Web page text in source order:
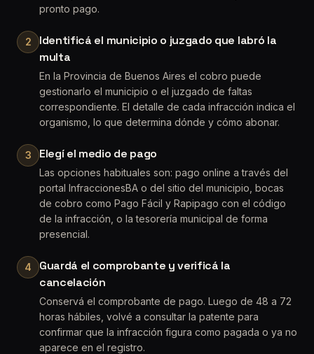
pronto pago.
2
Identificá el municipio o juzgado que labró la
multa
En la Provincia de Buenos Aires el cobro puede
gestionarlo el municipio o el juzgado de faltas
correspondiente. El detalle de cada infracción indica el
organismo, lo que determina dónde y cómo abonar.
3 Elegí el medio de pago
Las opciones habituales son: pago online a través del
portal InfraccionesBA o del sitio del municipio, bocas
de cobro como Pago Fácil y Rapipago con el código
de la infracción, o la tesorería municipal de forma
presencial.
4
Guardá el comprobante y verificá la
cancelación
Conservá el comprobante de pago. Luego de 48 a 72
horas hábiles, volvé a consultar la patente para
confirmar que la infracción figura como pagada o ya no
aparece en el registro.